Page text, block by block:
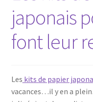
japonais
font leur
Les kits de papier
vacances…il y en a